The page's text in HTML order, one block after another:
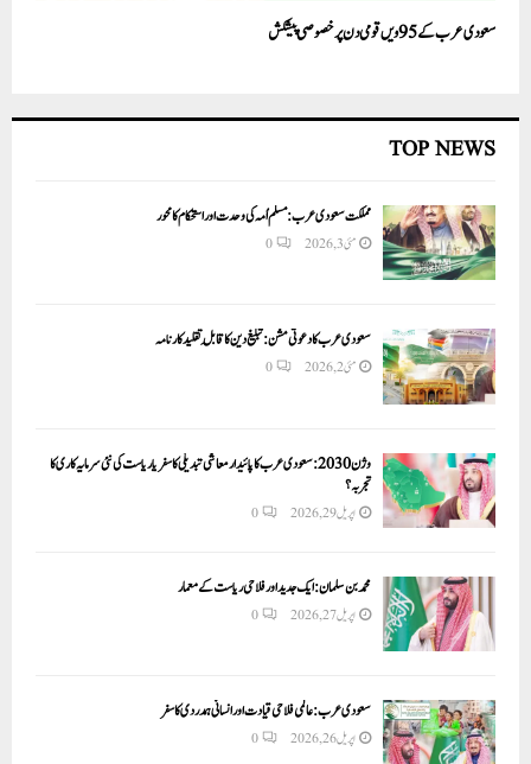
سعودی عرب کے 95ویں قومی دن پر خصوصی پیشکش
TOP NEWS
مملکت سعودی عرب: مسلم اُمہ کی وحدت اور استحکام کا محور
مئی 3, 2026 0
سعودی عرب کا دعوتی مشن: تبلیغ دین کا قابلِ تقلید کارنامہ
مئی 2, 2026 0
وژن 2030:سعودی عرب کا پائیدار معاشی تبدیلی کا سفر یا ریاست کی نئی سرمایہ کاری کا
تجربہ؟
اپریل 29, 2026 0
محمد بن سلمان: ایک جدید اور فلاحی ریاست کے معمار
اپریل 27, 2026 0
سعودی عرب: عالمی فلاحی قیادت اور انسانی ہمدردی کا سفر
اپریل 26, 2026 0